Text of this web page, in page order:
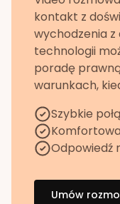
kontakt z
wychodzenia z
technologii
poradę
warunkach,
Szybkie
Odpowiedź
Umów